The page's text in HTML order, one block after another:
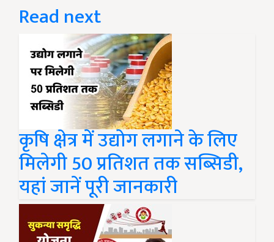
Read next
कृषि क्षेत्र में उद्योग लगाने के लिए
मिलेगी 50 प्रतिशत तक सब्सिडी,
यहां जानें पूरी जानकारी